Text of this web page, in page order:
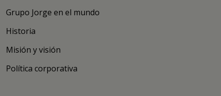
Grupo Jorge en el mundo
Historia
Misión y visión
Política corporativa